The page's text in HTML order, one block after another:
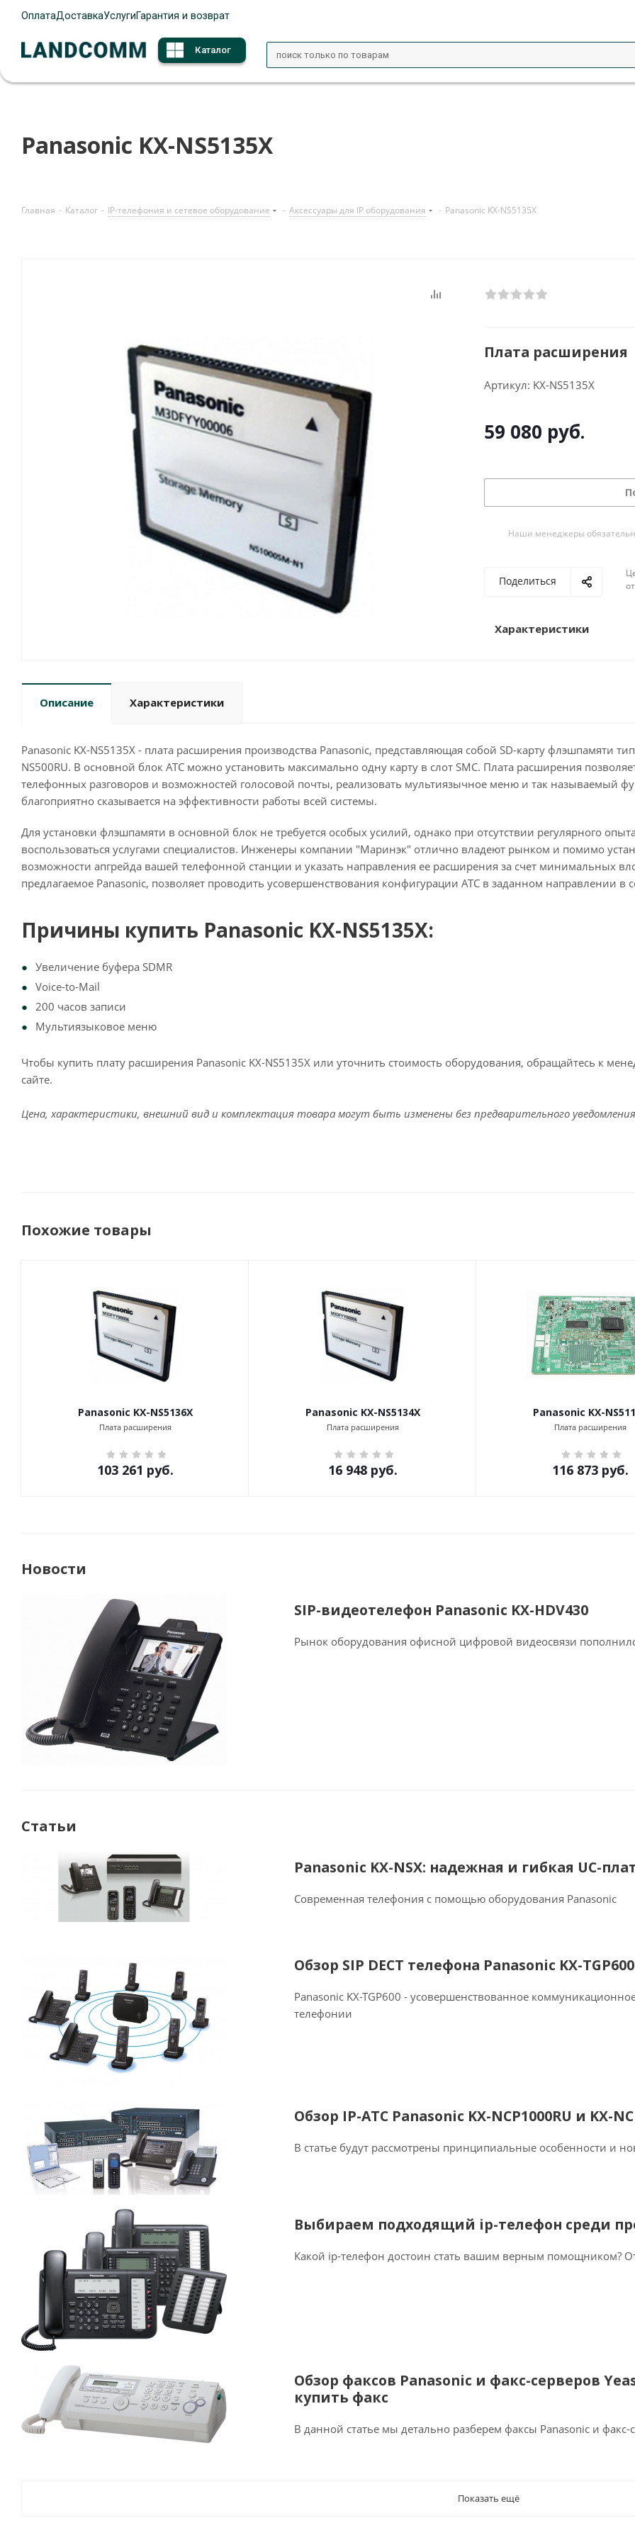
ОплатаДоставкаУслугиГарантия и возврат
Каталог
Panasonic KX-NS5135X
Главная - Каталог - IP-телефония и сетевое оборудование - Аксессуары для IP оборудования - Panasonic KX-NS5135X
Плата расширения
Артикул: KX-NS5135X
59 080 руб.
Наши менеджеры
Поделиться
Характеристики
Описание Характеристики
Panasonic KX-NS5135X - плата расширения производства Panasonic, представляющая собой SD-карту флэшпамяти
NS500RU. В основной блок АТС можно установить максимально одну карту в слот SMC. Плата расширения
телефонных разговоров и возможностей голосовой почты, реализовать мультиязычное меню и так называемый
благоприятно сказывается на эффективности работы всей системы.
Для установки флэшпамяти в основной блок не требуется особых усилий, однако при отсутствии регулярного
воспользоваться услугами специалистов. Инженеры компании "Маринэк" отлично владеют рынком и помимо
возможности апгрейда вашей телефонной станции и указать направления ее расширения за счет минимальных
предлагаемое Panasonic, позволяет проводить усовершенствования конфигурации АТС в заданном направлении в
Причины купить Panasonic KX-NS5135X:
Увеличение буфера SDMR
Voice-to-Mail
200 часов записи
Мультиязыковое меню
Чтобы купить плату расширения Panasonic KX-NS5135X или уточнить стоимость оборудования, обращайтесь к
сайте.
Цена, характеристики, внешний вид и комплектация товара могут быть изменены без предварительного
Похожие товары
Panasonic KX-NS5136X
Плата расширения
103 261 руб.
Panasonic KX-NS5134X
Плата расширения
16 948руб.
Panasonic KX-
Плата расширения
116 873руб.
Новости
SIP-видеотелефон Panasonic KX-HDV430
Рынок оборудования офисной цифровой видеосвязи
Статьи
Panasonic KX-NSX: надежная и гибкая UC-
Современная телефония с помощью оборудования Panasonic
Обзор SIP DECT телефона Panasonic KX-TGP600
Panasonic KX-TGP600 - усовершенствованное
телефонии
Обзор IP-АТС Panasonic KX-NCP1000RU и KX-
В статье будут рассмотрены принципиальные особенности и
Выбираем подходящий ip-телефон среди
Какой ip-телефон достоин стать вашим верным помощником?
Обзор факсов Panasonic и факс-серверов
купить факс
В данной статье мы детально разберем факсы Panasonic и факс-
Показать ещё